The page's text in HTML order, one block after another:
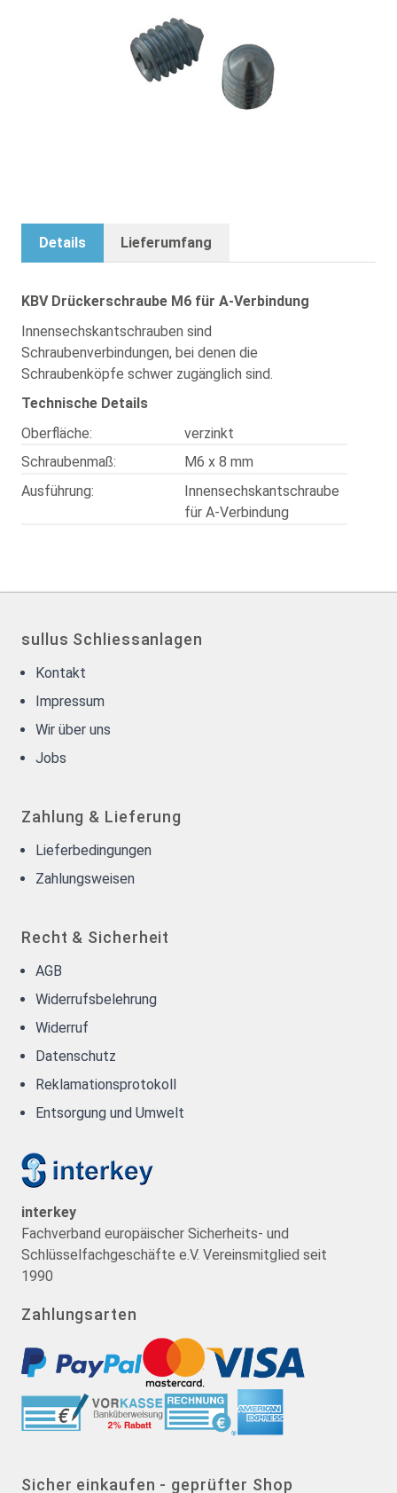
-
Lieferzeit: 4 - 8 Werktage
Details Lieferumfang
KBV Drückerschraube M6 für A-Verbindung
Innensechskantschrauben sind
Schraubenverbindungen, bei denen die
Schraubenköpfe schwer zugänglich sind.
Technische Details
Oberfläche:
verzinkt
Schraubenmaß:
M6 x 8 mm
Ausführung:
Innensechskantschraube
für A-Verbindung
sullus Schliessanlagen
Kontakt
Impressum
Wir über uns
Jobs
Zahlung & Lieferung
Lieferbedingungen
Zahlungsweisen
Recht & Sicherheit
AGB
Widerrufsbelehrung
Widerruf
Datenschutz
Reklamationsprotokoll
Entsorgung und Umwelt
interkey
Fachverband europäischer Sicherheits- und
Schlüsselfachgeschäfte e.V. Vereinsmitglied seit
1990
Zahlungsarten
Sicher einkaufen - geprüfter Shop